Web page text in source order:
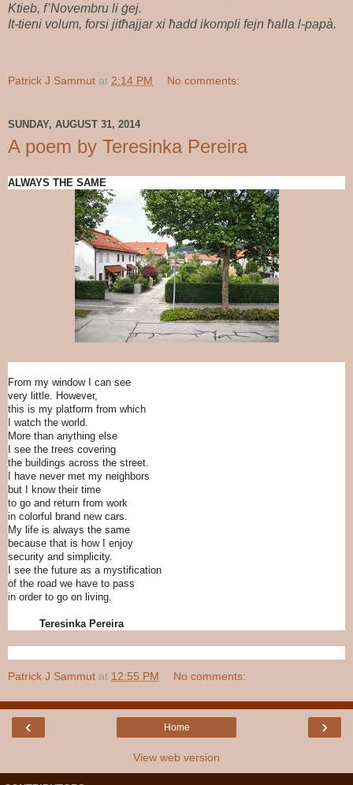
Ktieb, f’Novembru li ġej.
It-tieni volum, forsi jitħajjar xi ħadd ikompli fejn ħalla l-papà.
Patrick J Sammut at 2:14 PM No comments:
SUNDAY, AUGUST 31, 2014
A poem by Teresinka Pereira
ALWAYS THE SAME
From my window I can see
very little. However,
this is my platform from which
I watch the world.
More than anything else
I see the trees covering
the buildings across the street.
I have never met my neighbors
but I know their time
to go and return from work
in colorful brand new cars.
My life is always the same
because that is how I enjoy
security and simplicity.
I see the future as a mystification
of the road we have to pass
in order to go on living.
Teresinka Pereira
Patrick J Sammut at 12:55 PM No comments:
‹ ›
Home
View web version